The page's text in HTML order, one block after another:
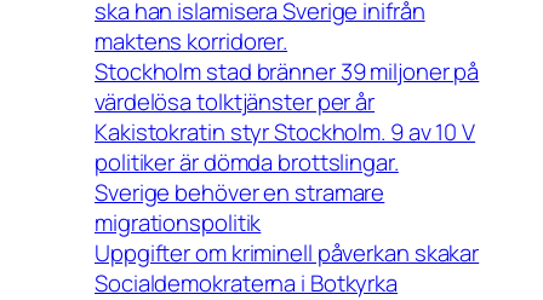
ska han islamisera Sverige inifrån
maktens korridorer.
Stockholm stad bränner 39 miljoner på
värdelösa tolktjänster per år
Kakistokratin styr Stockholm. 9 av 10 V
politiker är dömda brottslingar.
Sverige behöver en stramare
migrationspolitik
Uppgifter om kriminell påverkan skakar
Socialdemokraterna i Botkyrka